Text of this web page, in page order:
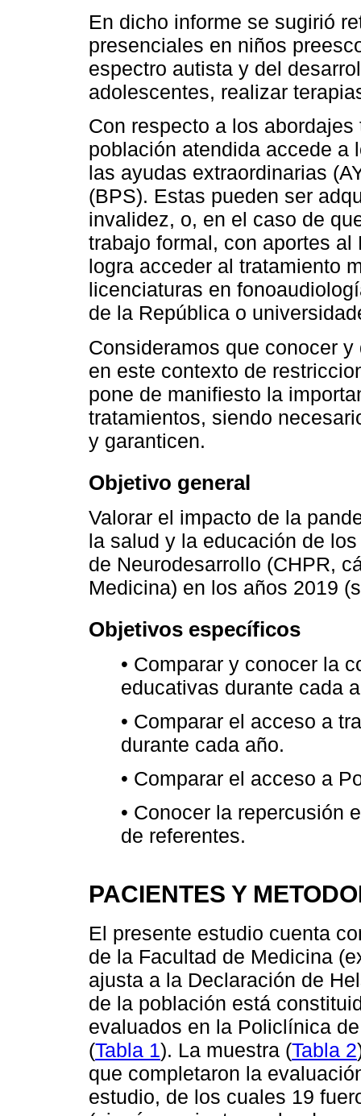
En dicho informe se sugirió
presenciales en niños
espectro autista y del
adolescentes, realizar
Con respecto a los
población atendida accede a
las ayudas extraordinarias
(BPS). Estas pueden ser
invalidez, o, en el caso de
trabajo formal, con aportes
logra acceder al tratamiento
licenciaturas en
de la República o
Consideramos que conocer
en este contexto de
pone de manifiesto la
tratamientos, siendo
y garanticen.
Objetivo general
Valorar el impacto de la
la salud y la educación de
de Neurodesarrollo (CHPR,
Medicina) en los años 2019
Objetivos específicos
• Comparar y conocer la
educativas durante cada
• Comparar el acceso a
durante cada año.
• Comparar el acceso a
• Conocer la repercusión
de referentes.
PACIENTES Y
El presente estudio cuenta
de la Facultad de Medicina
ajusta a la Declaración de
de la población está
evaluados en la Policlínica
(Tabla 1). La muestra (Tabla 2
que completaron la
estudio, de los cuales 19